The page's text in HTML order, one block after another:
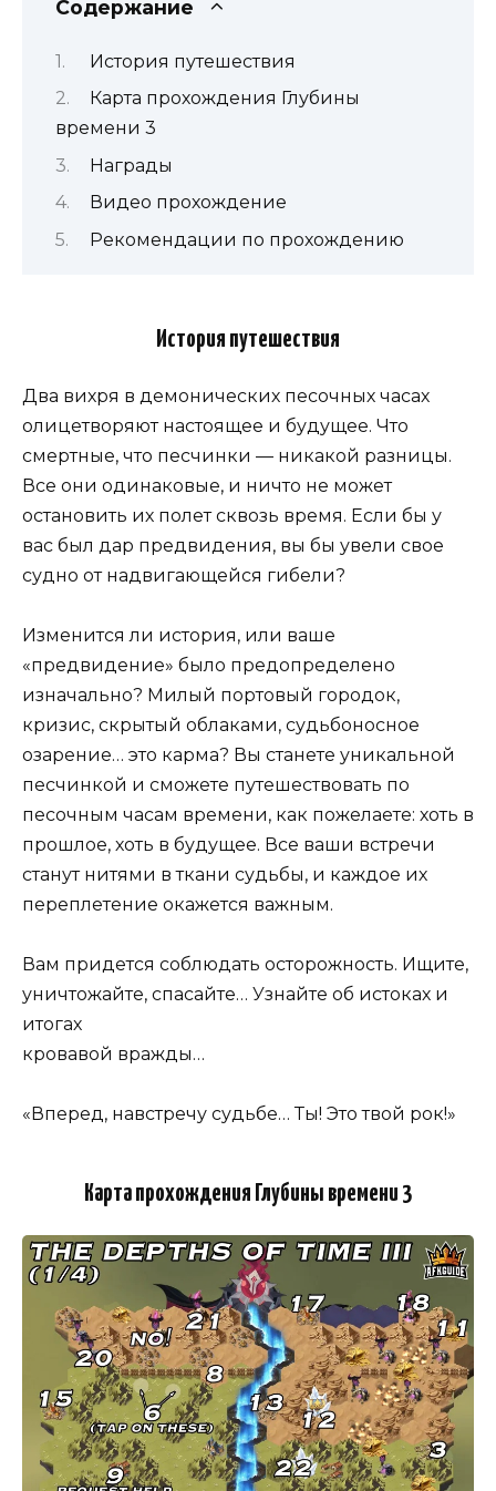
Содержание
История путешествия
Карта прохождения Глубины
времени 3
Награды
Видео прохождение
Рекомендации по прохождению
История путешествия
Два вихря в демонических песочных часах
олицетворяют настоящее и будущее. Что
смертные, что песчинки — никакой разницы.
Все они одинаковые, и ничто не может
остановить их полет сквозь время. Если бы у
вас был дар предвидения, вы бы увели свое
судно от надвигающейся гибели?
Изменится ли история, или ваше
«предвидение» было предопределено
изначально? Милый портовый городок,
кризис, скрытый облаками, судьбоносное
озарение… это карма? Вы станете уникальной
песчинкой и сможете путешествовать по
песочным часам времени, как пожелаете: хоть в
прошлое, хоть в будущее. Все ваши встречи
станут нитями в ткани судьбы, и каждое их
переплетение окажется важным.
Вам придется соблюдать осторожность. Ищите,
уничтожайте, спасайте… Узнайте об истоках и
итогах
кровавой вражды…
«Вперед, навстречу судьбе… Ты! Это твой рок!»
Карта прохождения Глубины времени 3